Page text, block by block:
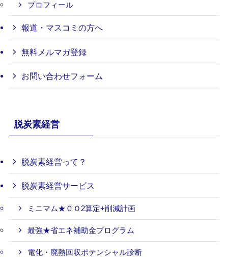
プロフィール
報道・マスコミの方へ
無料メルマガ登録
お問い合わせフォーム
脱炭素経営
脱炭素経営って？
脱炭素経営サービス
ミニマム★ＣＯ2算定+削減計画
最強★省エネ補助金プログラム
電化・廃熱回収ポテンシャル診断